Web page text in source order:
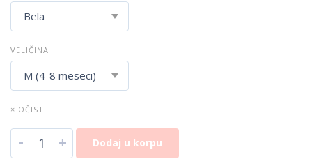
VELIČINA
× OČISTI
- + Dodaj u korpu